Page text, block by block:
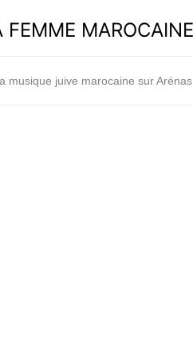
musique juive marocaine sur Arénas